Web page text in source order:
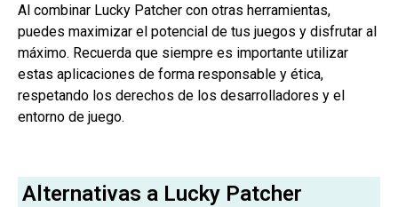
Al combinar Lucky Patcher con otras herramientas,
puedes maximizar el potencial de tus juegos y disfrutar al
máximo. Recuerda que siempre es importante utilizar
estas aplicaciones de forma responsable y ética,
respetando los derechos de los desarrolladores y el
entorno de juego.
Alternativas a Lucky Patcher